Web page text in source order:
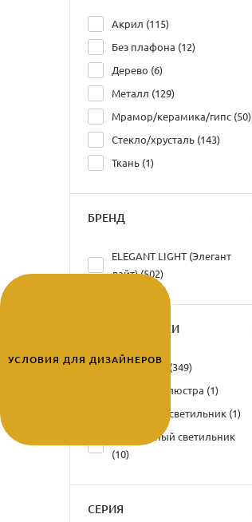
Акрил (115)
Без плафона (12)
Дерево (6)
Металл (129)
Мрамор/керамика/гипс (50)
Стекло/хрусталь (143)
Ткань (1)
БРЕНД
ELEGANT LIGHT (Элегант
лайт) (502)
ТИП УСТАНОВКИ
Настенный (349)
Подвесная люстра (1)
Подвесной светильник (1)
Потолочный светильник
(10)
СЕРИЯ
УСЛОВИЯ ДЛЯ ДИЗАЙНЕРОВ